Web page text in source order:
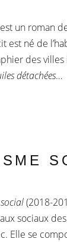
est un roman
est né de
des
détachées…
(2018-
sociaux
Elle se